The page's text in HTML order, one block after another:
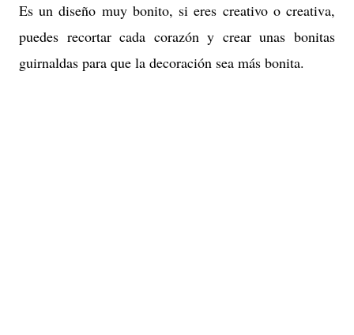
Es un diseño muy bonito, si eres creativo o creativa,
puedes recortar cada corazón y crear unas bonitas
guirnaldas para que la decoración sea más bonita.